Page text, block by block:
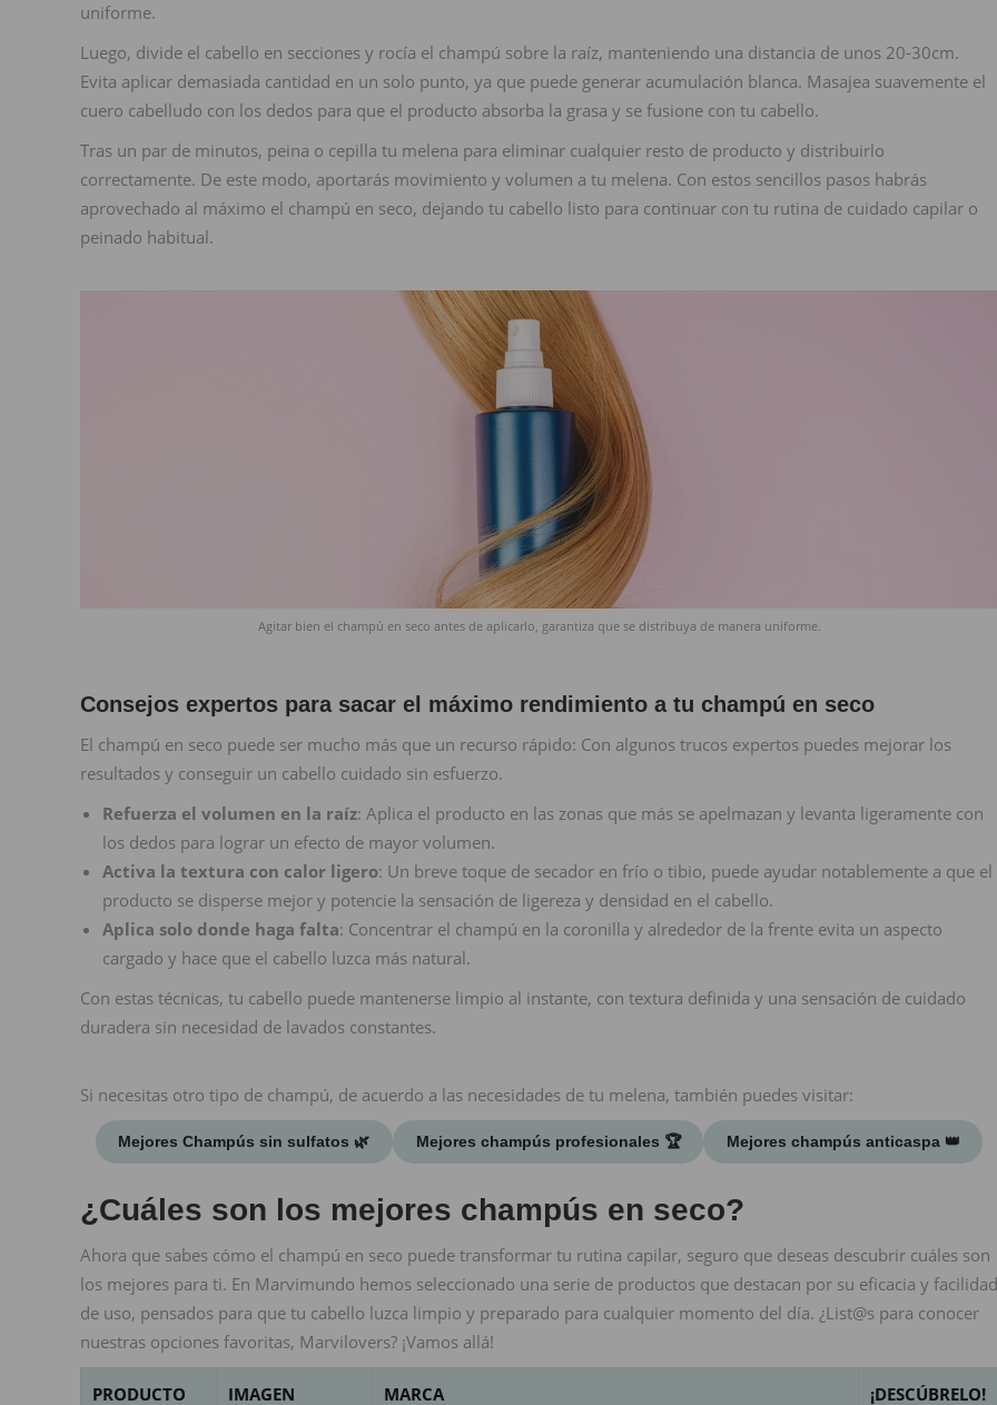
uniforme.
Luego, divide el cabello en secciones y rocía el champú sobre la raíz, manteniendo una distancia de unos 20-30cm.
Evita aplicar demasiada cantidad en un solo punto, ya que puede generar acumulación blanca. Masajea suavemente el
cuero cabelludo con los dedos para que el producto absorba la grasa y se fusione con tu cabello.
Tras un par de minutos, peina o cepilla tu melena para eliminar cualquier resto de producto y distribuirlo
correctamente. De este modo, aportarás movimiento y volumen a tu melena. Con estos sencillos pasos habrás
aprovechado al máximo el champú en seco, dejando tu cabello listo para continuar con tu rutina de cuidado capilar o
peinado habitual.
Agitar bien el champú en seco antes de aplicarlo, garantiza que se distribuya de manera uniforme.
Consejos expertos para sacar el máximo rendimiento a tu champú en seco
El champú en seco puede ser mucho más que un recurso rápido: Con algunos trucos expertos puedes mejorar los
resultados y conseguir un cabello cuidado sin esfuerzo.
Refuerza el volumen en la raíz: Aplica el producto en las zonas que más se apelmazan y levanta ligeramente con
los dedos para lograr un efecto de mayor volumen.
Activa la textura con calor ligero: Un breve toque de secador en frío o tibio, puede ayudar notablemente a que el
producto se disperse mejor y potencie la sensación de ligereza y densidad en el cabello.
Aplica solo donde haga falta: Concentrar el champú en la coronilla y alrededor de la frente evita un aspecto
cargado y hace que el cabello luzca más natural.
Con estas técnicas, tu cabello puede mantenerse limpio al instante, con textura definida y una sensación de cuidado
duradera sin necesidad de lavados constantes.
Si necesitas otro tipo de champú, de acuerdo a las necesidades de tu melena, también puedes visitar:
Mejores Champús sin sulfatos 🌿 Mejores champús profesionales 🏆 Mejores champús anticaspa 👑
¿Cuáles son los mejores champús en seco?
Ahora que sabes cómo el champú en seco puede transformar tu rutina capilar, seguro que deseas descubrir cuáles son
los mejores para ti. En Marvimundo hemos seleccionado una serie de productos que destacan por su eficacia y facilidad
de uso, pensados para que tu cabello luzca limpio y preparado para cualquier momento del día. ¿List@s para conocer
nuestras opciones favoritas, Marvilovers? ¡Vamos allá!
PRODUCTO IMAGEN MARCA ¡DESCÚBRELO!